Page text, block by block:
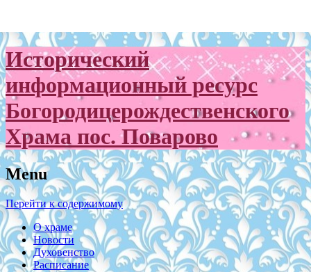
Исторический
информационный ресурс
Богородицерождественского
Храма пос. Поварово
Menu
Перейти к содержимому
О храме
Новости
Духовенство
Расписание